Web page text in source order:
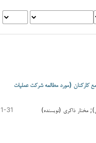
کارکنان (مورد مطالعه شرکت عملیات
مختار ذاکری (نویسنده)
1-31